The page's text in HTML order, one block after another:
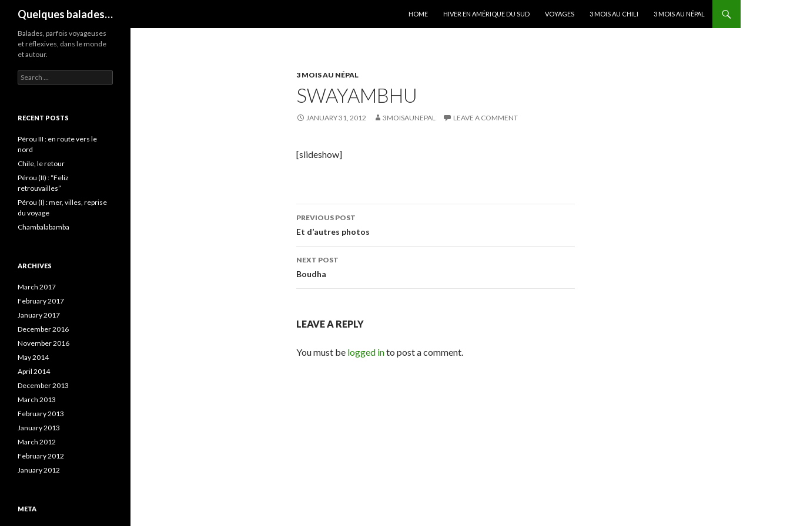
Quelques balades…
HOME
HIVER EN AMÉRIQUE DU SUD VOYAGES 3 MOIS AU CHILI 3 MOIS AU NÉPAL
3 MOIS AU NÉPAL
SWAYAMBHU
JANUARY 31, 2012 3MOISAUNEPAL LEAVE A COMMENT
[slideshow]
Post
navigation
PREVIOUS POST
Et d’autres photos
NEXT POST
Boudha
LEAVE A REPLY
You must be logged into post a comment.
Balades, parfois voyageuses
et réflexives, dans le monde
et autour.
Search
for:
RECENT POSTS
Pérou III : en route vers le
nord
Chile, le retour
Pérou (II) : “Feliz
retrouvailles”
Pérou (I) : mer, villes, reprise
du voyage
Chambalabamba
ARCHIVES
March 2017
February 2017
January 2017
December 2016
November 2016
May 2014
April 2014
December 2013
March 2013
February 2013
January 2013
March 2012
February 2012
January 2012
META